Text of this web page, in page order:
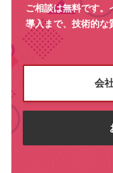
ご相談は無料です。
導入まで、技術的な
会